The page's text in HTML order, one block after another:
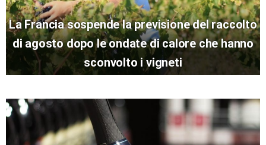
La Francia sospende la previsione del raccolto
di agosto dopo le ondate di calore che hanno
sconvolto i vigneti